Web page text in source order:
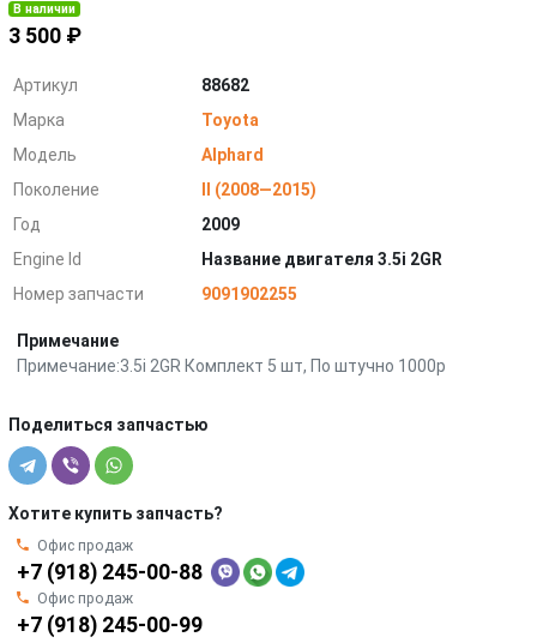
В наличии
3 500 ₽
Артикул
88682
Марка
Toyota
Модель
Alphard
Поколение
II (2008—2015)
Год
2009
Engine Id
Название двигателя 3.5i 2GR
Номер запчасти
9091902255
Примечание
Примечание:3.5i 2GR Комплект 5 шт, По штучно 1000р
Поделиться запчастью
Хотите купить запчасть?
Офис продаж
+7 (918) 245-00-88
Офис продаж
+7 (918) 245-00-99